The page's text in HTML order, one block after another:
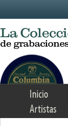
Inicio
Artistas